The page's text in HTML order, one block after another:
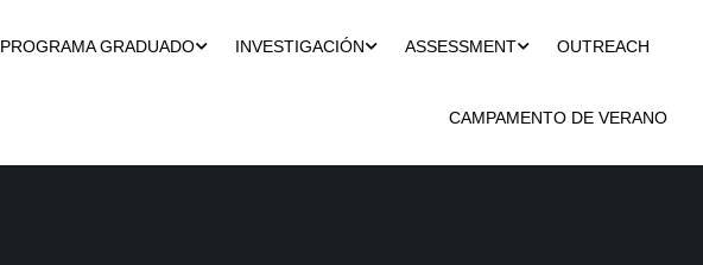
PROGRAMA GRADUADO INVESTIGACIÓN ASSESSMENT OUTREACH
CAMPAMENTO DE VERANO